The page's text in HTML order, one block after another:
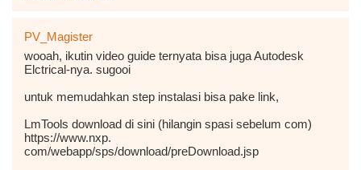
PV_Magister
wooah, ikutin video guide ternyata bisa juga Autodesk
Elctrical-nya. sugooi
untuk memudahkan step instalasi bisa pake link,
LmTools download di sini (hilangin spasi sebelum com)
https://www.nxp.
com/webapp/sps/download/preDownload.jsp